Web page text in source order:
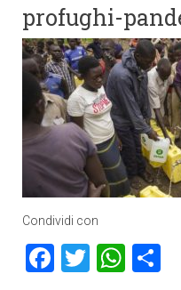
profughi-
Condividi con
Facebook
Twitter